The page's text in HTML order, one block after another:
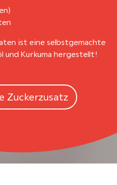
ist eine selbstgemachte
und Kurkuma hergestellt!
Zuckerzusatz